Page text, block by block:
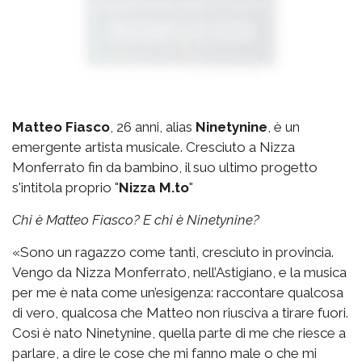
Matteo Fiasco , 26 anni, alias Ninetynine , è un
emergente artista musicale. Cresciuto a Nizza
Monferrato fin da bambino, il suo ultimo progetto
s'intitola proprio "Nizza M.to"
Chi è Matteo Fiasco? E chi è Ninetynine?
«Sono un ragazzo come tanti, cresciuto in provincia.
Vengo da Nizza Monferrato, nell’Astigiano, e la musica
per me è nata come un’esigenza: raccontare qualcosa
di vero, qualcosa che Matteo non riusciva a tirare fuori.
Così è nato Ninetynine, quella parte di me che riesce a
parlare, a dire le cose che mi fanno male o che mi